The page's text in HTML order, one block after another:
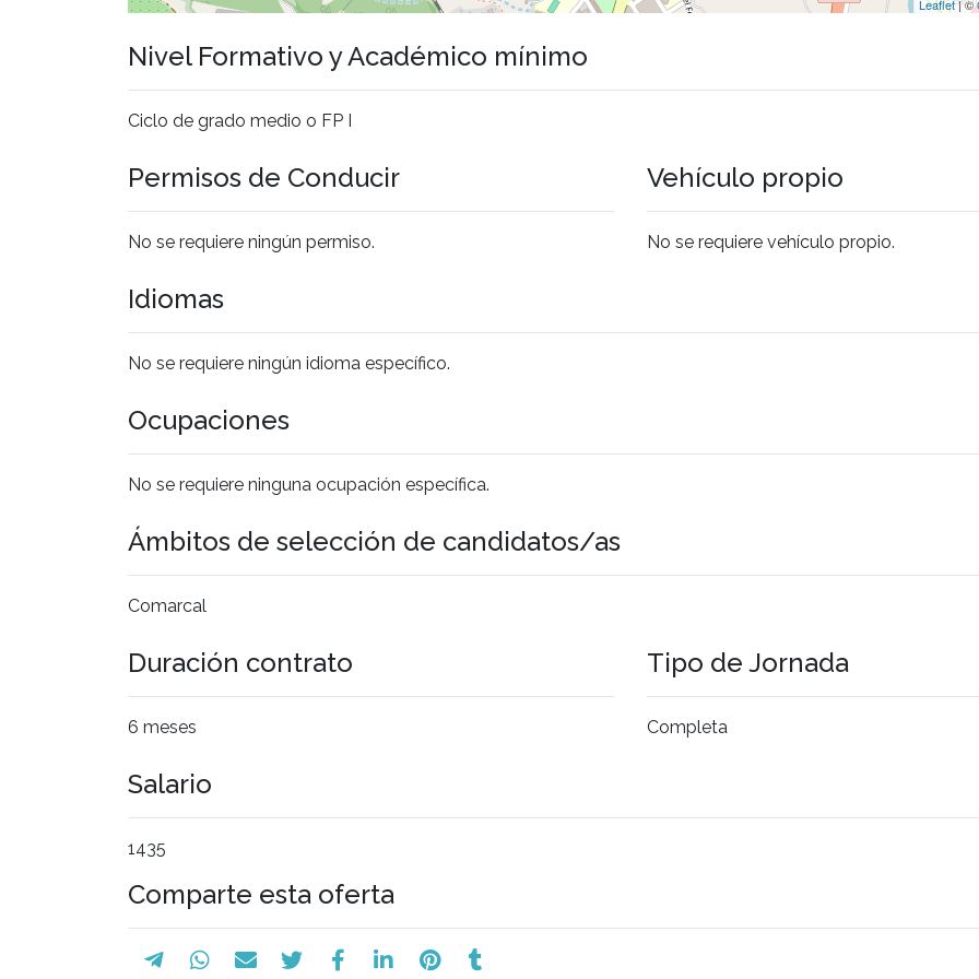
Leaflet| ©
Nivel Formativo y Académico mínimo
Ciclo de grado medio o FP I
Permisos de Conducir
No se requiere ningún permiso.
Vehículo propio
No se requiere vehículo propio.
Idiomas
No se requiere ningún idioma específico.
Ocupaciones
No se requiere ninguna ocupación específica.
Ámbitos de selección de candidatos/as
Comarcal
Duración contrato
6 meses
Tipo de Jornada
Completa
Salario
1435
Comparte esta oferta